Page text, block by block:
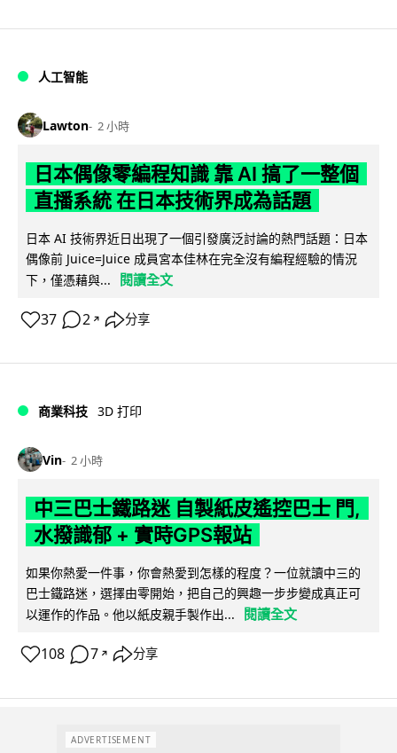
人工智能
Lawton 2 小時
日本偶像零編程知識 靠 AI 搞了一整個
直播系統 在日本技術界成為話題
日本 AI 技術界近日出現了一個引發廣泛討論的熱門話題：日本
偶像前 Juice=Juice 成員宮本佳林在完全沒有編程經驗的情況
下，僅憑藉與...
閱讀全文
37 2 ↗ 分享
商業科技 3D 打印
Vin 2 小時
中三巴士鐵路迷 自製紙皮遙控巴士 門,
水撥識郁 + 實時GPS報站
如果你熱愛一件事，你會熱愛到怎樣的程度？一位就讀中三的
巴士鐵路迷，選擇由零開始，把自己的興趣一步步變成真正可
以運作的作品。他以紙皮親手製作出...
閱讀全文
108 7 ↗ 分享
ADVERTISEMENT